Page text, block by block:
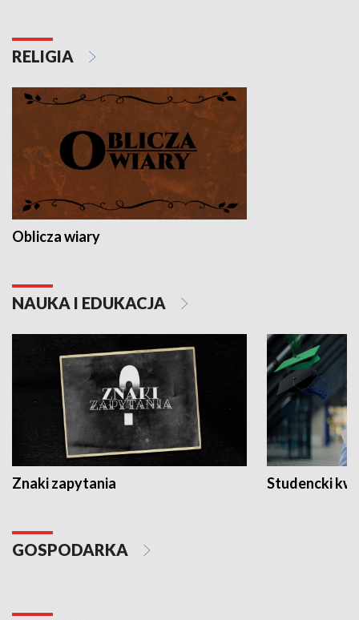
RELIGIA
Oblicza wiary
NAUKA I EDUKACJA
Znaki zapytania Studencki
GOSPODARKA